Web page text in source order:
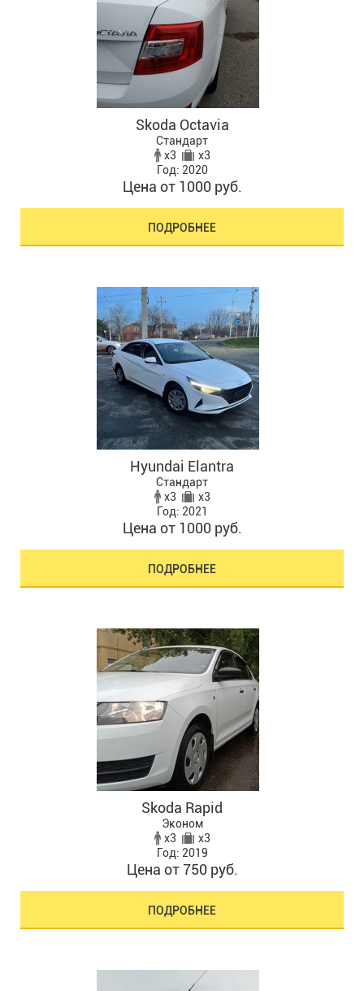
Skoda Octavia
Стандарт
x3
x3
Год: 2020
Цена от 1000 руб.
ПОДРОБНЕЕ
Hyundai Elantra
Стандарт
x3
x3
Год: 2021
Цена от 1000 руб.
ПОДРОБНЕЕ
Skoda Rapid
Эконом
x3
x3
Год: 2019
Цена от 750 руб.
ПОДРОБНЕЕ